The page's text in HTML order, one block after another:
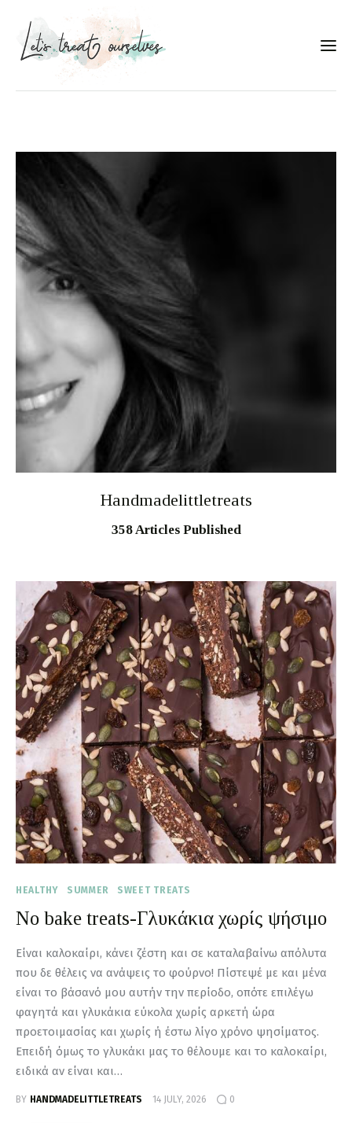
Portfolio
Services
Food photography tips
Επικοινωνία
Συνεργασίες
Moments of Mine
Handmadelittletreats
358Articles Published
HEALTHY SUMMER SWEET TREATS
No bake treats-Γλυκάκια χωρίς ψήσιμο
Είναι καλοκαίρι, κάνει ζέστη και σε καταλαβαίνω απόλυτα
που δε θέλεις να ανάψεις το φούρνο! Πίστεψέ με και μένα
είναι το βάσανό μου αυτήν την περίοδο, οπότε επιλέγω
φαγητά και γλυκάκια εύκολα χωρίς αρκετή ώρα
προετοιμασίας και χωρίς ή έστω λίγο χρόνο ψησίματος.
Επειδή όμως το γλυκάκι μας το θέλουμε και το καλοκαίρι,
ειδικά αν είναι και…
BY HANDMADELITTLETREATS 14 JULY, 2026 0